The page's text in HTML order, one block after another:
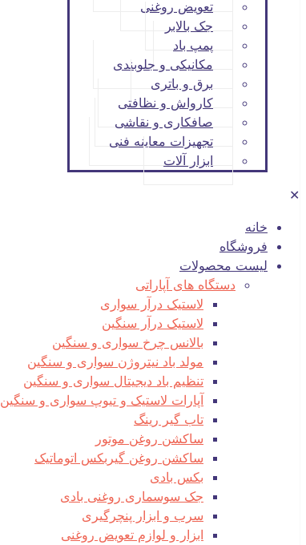
تعویض روغنی
جک بالابر
پمپ باد
مکانیکی و جلوبندی
برق و باتری
کارواش و نظافتی
صافکاری و نقاشی
تجهیزات معاینه فنی
ابزار آلات
✕
خانه
فروشگاه
لیست محصولات
دستگاه های آپاراتی
لاستیک درآر سواری
لاستیک درآر سنگین
بالانس چرخ سواری و سنگین
مولد باد نیتروژن سواری و سنگین
تنظیم باد دیجیتال سواری و سنگین
آپارات لاستیک و تیوپ سواری و سنگین
تاب گیر رینگ
ساکشن روغن موتور
ساکشن روغن گیربکس اتوماتیک
بکس بادی
جک سوسماری روغنی بادی
سرب و ابزار پنچرگیری
ابزار و لوازم تعویض روغنی